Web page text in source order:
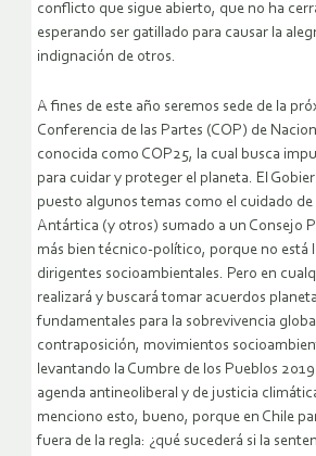
conflicto que sigue abierto, que no ha
esperando ser gatillado para causar la
indignación de otros.
A fines de este año seremos sede de la
Conferencia de las Partes (COP) de
conocida como COP25, la cual busca
para cuidar y proteger el planeta. El
puesto algunos temas como el cuidado de
Antártica (y otros) sumado a un Consejo
más bien técnico-político, porque no está
dirigentes socioambientales. Pero en
realizará y buscará tomar acuerdos
fundamentales para la sobrevivencia
contraposición, movimientos
levantando la Cumbre de los Pueblos
agenda antineoliberal y de justicia
menciono esto, bueno, porque en Chile
fuera de la regla: ¿qué sucederá si la